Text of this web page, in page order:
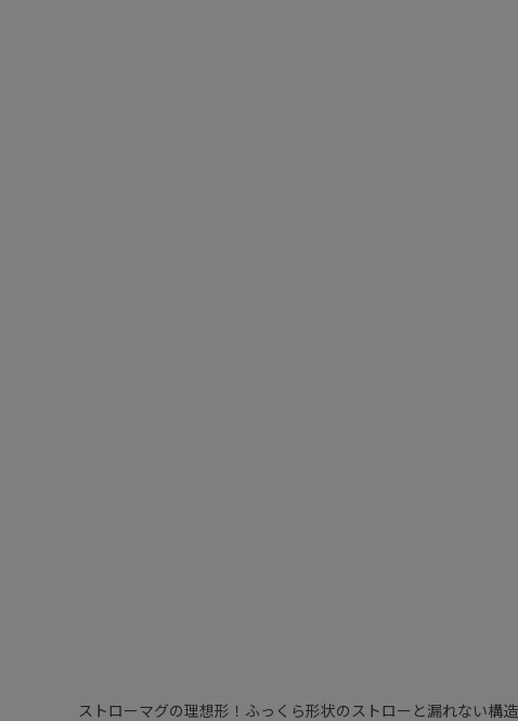
ストローマグの理想形！ふっくら形状のストローと漏れない構